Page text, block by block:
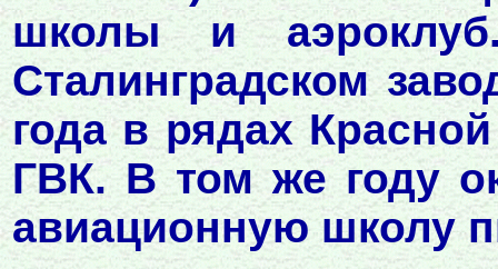
школы и
Сталинградском
года в рядах
ГВК. В том же году
авиационную школу